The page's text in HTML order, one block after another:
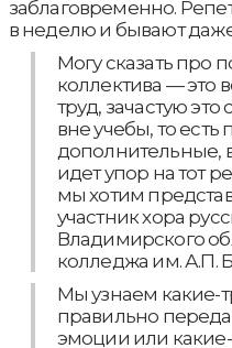
заблаговременно.
в неделю и бывают
Могу сказать про
коллектива — это
труд, зачастую
вне учебы, то
дополнительные,
идет упор на тот
мы хотим
участник хора
Владимирского
колледжа им. А.П.
Мы узнаем какие-
правильно
эмоции или